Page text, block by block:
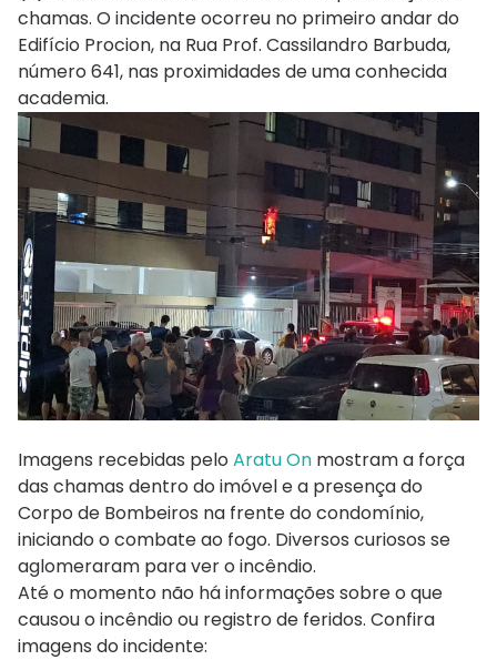
chamas. O incidente ocorreu no primeiro andar do
Edifício Procion, na Rua Prof. Cassilandro Barbuda,
número 641, nas proximidades de uma conhecida
academia.
Imagens recebidas pelo Aratu On mostram a força
das chamas dentro do imóvel e a presença do
Corpo de Bombeiros na frente do condomínio,
iniciando o combate ao fogo. Diversos curiosos se
aglomeraram para ver o incêndio.
Até o momento não há informações sobre o que
causou o incêndio ou registro de feridos. Confira
imagens do incidente: